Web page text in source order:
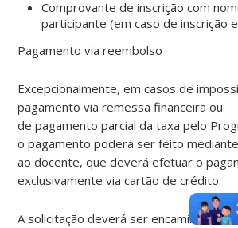
Comprovante de inscrição com
participante (em caso de inscrição
Pagamento via reembolso
Excepcionalmente, em casos de
pagamento via remessa financeira ou
de pagamento parcial da taxa pelo
o pagamento poderá ser feito
ao docente, que deverá efetuar o
exclusivamente via cartão de crédito.
A solicitação deverá ser encaminhada